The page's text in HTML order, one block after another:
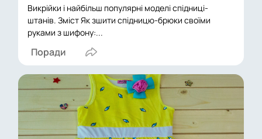
Викрійки і найбільш популярні моделі спідниці-
штанів. Зміст Як зшити спідницю-брюки своїми
руками з шифону:...
Поради